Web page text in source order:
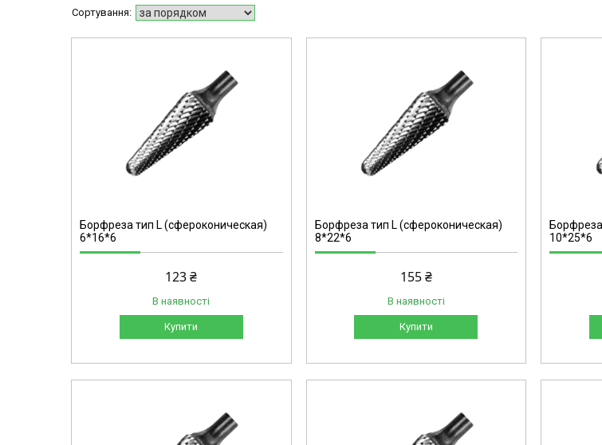
Борфреза тип L (сфероконическая)
6*16*6
123 ₴
В наявності
Купити
Борфреза тип L (сфероконическая)
8*22*6
155 ₴
В наявності
Купити
10*25*6